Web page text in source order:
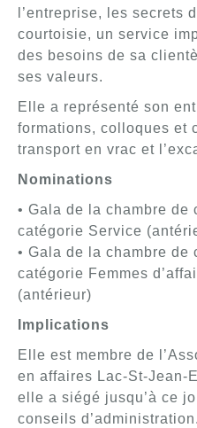
l’entreprise, les secrets
courtoisie, un service
des besoins de sa
ses valeurs.
Elle a représenté son
formations, colloques et
transport en vrac et
Nominations
• Gala de la chambre de
catégorie Service
• Gala de la chambre de
catégorie Femmes
(antérieur)
Implications
Elle est membre de
en affaires Lac-St-Jean-
elle a siégé jusqu’à ce
conseils d’administration.